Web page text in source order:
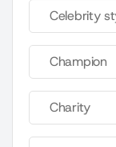
Celebrity
Champion
Charity